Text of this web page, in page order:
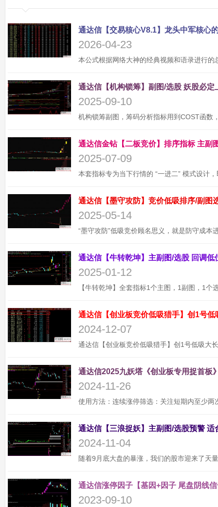
2026-04-23
2025-09-10
2025-07-09
2025-05-14
2025-01-12
通达信【创业板竞价低吸猎手】创1号
2024-12-07
通达信2025九妖塔《创业板专用捉首板
2024-11-26
2024-11-04
通达信涨停因子【基因+因子 尾盘阴线
2023-09-10